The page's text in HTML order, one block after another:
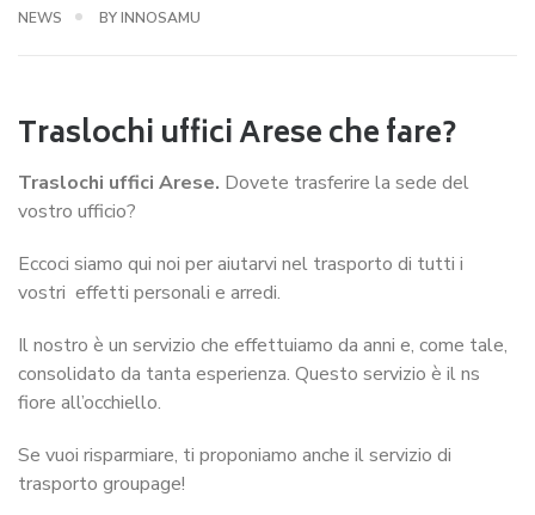
NEWS BYINNOSAMU
Traslochi uffici Arese che fare?
Traslochi uffici Arese. Dovete trasferire la sede del
vostro ufficio?
Eccoci siamo qui noi per aiutarvi nel trasporto di tutti i
vostri effetti personali e arredi.
Il nostro è un servizio che effettuiamo da anni e, come tale,
consolidato da tanta esperienza. Questo servizio è il ns
fiore all’occhiello.
Se vuoi risparmiare, ti proponiamo anche il servizio di
trasporto groupage!